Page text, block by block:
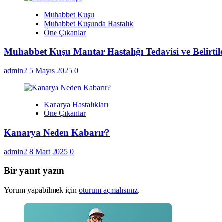
Muhabbet Kuşu
Muhabbet Kuşunda Hastalık
Öne Çıkanlar
Muhabbet Kuşu Mantar Hastalığı Tedavisi ve
admin2 5 Mayıs 2025 0
Kanarya Hastalıkları
Öne Çıkanlar
Kanarya Neden Kabarır?
admin2 8 Mart 2025 0
Bir yanıt yazın
Yorum yapabilmek için oturum açmalısınız.